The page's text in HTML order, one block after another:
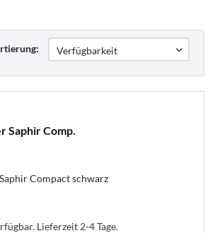
Saphir Comp.
Compact schwarz
Lieferzeit 2-4 Tage.